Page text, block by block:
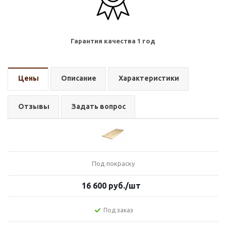
Гарантия качества 1 год
Цены Описание Характеристики
Отзывы Задать вопрос
Под покраску
16 600 руб./шт
Под заказ